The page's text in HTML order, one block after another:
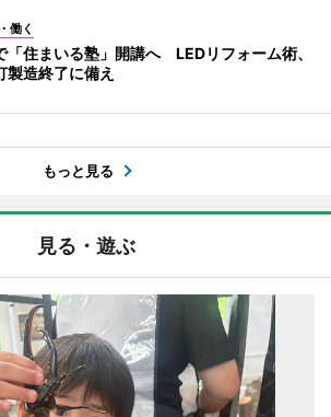
働く
「住まいる塾」開講へ LEDリフォーム術、
製造終了に備え
もっと見る
見る・遊ぶ